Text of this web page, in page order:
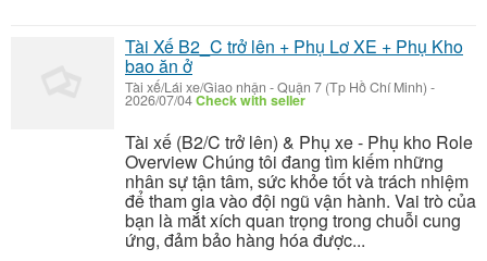
Tài Xế B2_C trở lên + Phụ Lơ XE + Phụ Kho
bao ăn ở
Tài xế/Lái xe/Giao nhận -Quận 7 (Tp Hồ Chí Minh) -
2026/07/04Check with seller
Tài xế (B2/C trở lên) & Phụ xe - Phụ kho Role
Overview Chúng tôi đang tìm kiếm những
nhân sự tận tâm, sức khỏe tốt và trách nhiệm
để tham gia vào đội ngũ vận hành. Vai trò của
bạn là mắt xích quan trọng trong chuỗi cung
ứng, đảm bảo hàng hóa được...